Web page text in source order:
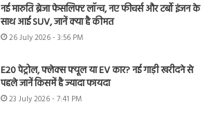
नई मारुति ब्रेजा फेसलिफ्ट लॉन्च, नए फीचर्स और टर्बो इंजन के
साथ आई SUV, जानें क्या है कीमत
26 July 2026 - 3:56 PM
E20 पेट्रोल, फ्लेक्स फ्यूल या EV कार? नई गाड़ी खरीदने से
पहले जानें किसमें है ज्यादा फायदा
23 July 2026 - 7:41 PM